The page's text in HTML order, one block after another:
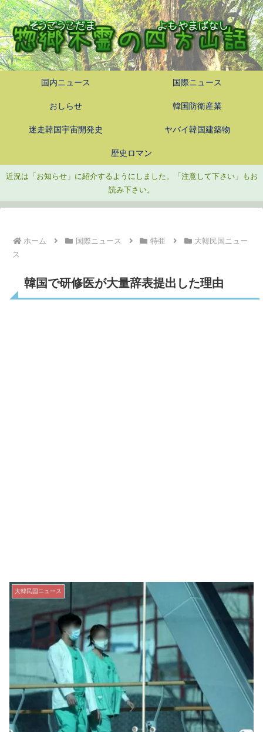
国内ニュース 国際ニュース
おしらせ 韓国防衛産業
迷走韓国宇宙開発史 ヤバイ韓国建築物
歴史ロマン
近況は「お知らせ」に紹介するようにしました。「注意して下さい」もお
読み下さい。
ホーム 国際ニュース 特亜
大韓民国ニュー
ス
韓国で研修医が大量辞表提出した理由
大韓民国ニュース